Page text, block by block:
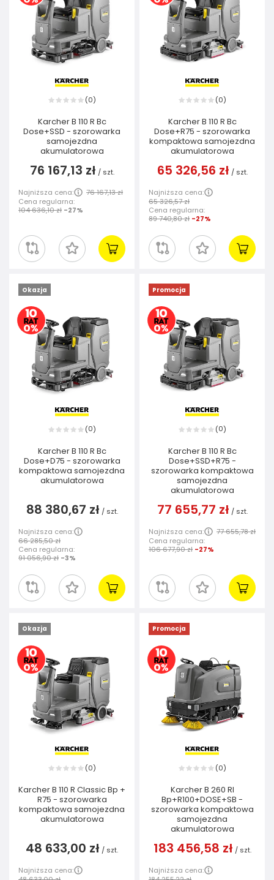
(0)
Karcher B 110 R Bc
Dose+SSD - szorowarka
samojezdna
akumulatorowa
76 167,13 zł / szt.
Najniższa cena:
76 167,13 zł
Cena regularna:
104 636,10 zł -27%
(0)
Karcher B 110 R Bc
Dose+R75 - szorowarka
kompaktowa samojezdna
akumulatorowa
65 326,56 zł / szt.
Najniższa cena:
65 326,57 zł
Cena regularna:
89 740,80 zł -27%
Okazja
(0)
Karcher B 110 R Bc
Dose+D75 - szorowarka
kompaktowa samojezdna
akumulatorowa
88 380,67 zł / szt.
Najniższa cena:
66 285,50 zł
Cena regularna:
91 056,90 zł -3%
Promocja
(0)
Karcher B 110 R Bc
Dose+SSD+R75 -
szorowarka kompaktowa
samojezdna
akumulatorowa
77 655,77 zł / szt.
Najniższa cena:
77 655,78 zł
Cena regularna:
106 677,90 zł -27%
Okazja
(0)
Karcher B 110 R Classic Bp +
R75 - szorowarka
kompaktowa samojezdna
akumulatorowa
48 633,00 zł / szt.
Najniższa cena:
Promocja
(0)
Karcher B 260 RI
Bp+R100+DOSE+SB -
szorowarka kompaktowa
samojezdna
akumulatorowa
183 456,58 zł / szt.
Najniższa cena: